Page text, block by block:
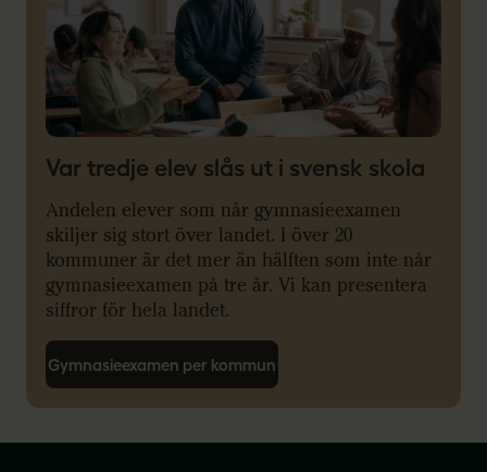
Var tredje elev slås ut i svensk skola
Andelen elever som når gymnasieexamen
skiljer sig stort över landet. I över 20
kommuner är det mer än hälften som inte når
gymnasieexamen på tre år. Vi kan presentera
siffror för hela landet.
Gymnasieexamen per kommun